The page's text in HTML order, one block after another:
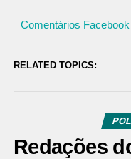
Comentários Facebook
RELATED TOPICS:
Redações